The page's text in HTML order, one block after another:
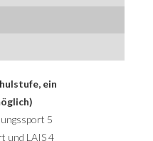
ein
5
und LAIS 4